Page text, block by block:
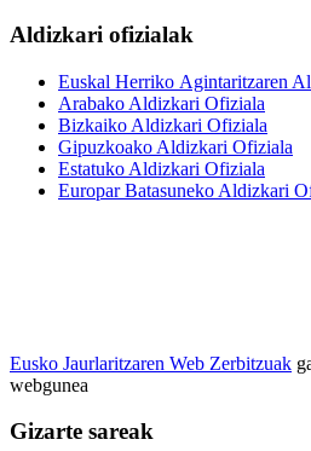
Aldizkari ofizialak
Euskal Herriko Agintaritzaren
Arabako Aldizkari Ofiziala
Bizkaiko Aldizkari Ofiziala
Gipuzkoako Aldizkari Ofiziala
Estatuko Aldizkari Ofiziala
Europar Batasuneko Aldizkari
Eusko Jaurlaritzaren Web Zerbitzuak
webgunea
Gizarte sareak